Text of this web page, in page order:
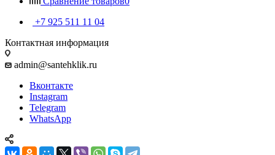
+7 925 511 11 04
Контактная информация
admin@santehklik.ru
Вконтакте
Instagram
Telegram
WhatsApp